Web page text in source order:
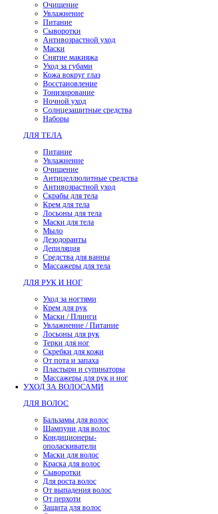
Очищение
Увлажнение
Питание
Сыворотки
Антивозрастной уход
Маски
Снятие макияжа
Уход за губами
Кожа вокруг глаз
Восстановление
Тонизирование
Ночной уход
Солнцезащитные средства
Наборы
ДЛЯ ТЕЛА
Питание
Увлажнение
Очищение
Антицеллюлитные средства
Антивозрастной уход
Скрабы для тела
Крем для тела
Лосьоны для тела
Маски для тела
Мыло
Дезодоранты
Депиляция
Средства для ванны
Массажеры для тела
ДЛЯ РУК И НОГ
Уход за ногтями
Крем для рук
Маски / Плинги
Увлажнение / Питание
Лосьоны для рук
Терки для ног
Скребки для кожи
От пота и запаха
Пластыри и супинаторы
Массажеры для рук и ног
УХОД ЗА ВОЛОСАМИ
ДЛЯ ВОЛОС
Бальзамы для волос
Шампуни для волос
Кондиционеры-
ополаскиватели
Маски для волос
Краска для волос
Сыворотки
Для роста волос
От выпадения волос
От перхоти
Защита для волос